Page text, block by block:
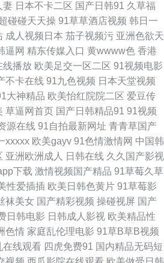
锋五月天婷婷 夜夜福利导航 午夜精品人妻第
机片91 最新国产91视频最 69国际映画网址 91
在线免费视频 91黄色视频免费网站 91人妻爽
91九色福利导航 91高清视频网站 91啦中文
91视频网址入囗 91无探 91最新视频在线观
观看者 大香蕉大香蕉蜜 成人中出色色 国产不
怕 精品国产一级久久 久草福利视频 九一操人
视频 欧美日韩国产综合 麻豆精品原创Av 久久
妻 日本不卡二区 国产日韩91 久草福
碰碰天天操 91草草酒店视频 韩日一
成人视频日本 茄子视频污 亚洲色欲天
逼网 精东传媒入口 黄wwww色 香港
线播放 欧美足交一区二区 91视频电影
不卡在线 91九色视频 日本天堂视频
大神精品 欧美怡红院院二区 爱豆传
草逼网首页 国产日韩精品91 91视频
源在线 91自拍最新网址 青青草国产
xxxxx 欧美gayv 91色情激情网 中国韩
亚洲欧洲成人 日韩在线 久久国产影视
下载 激情视频国产精品 91草莓久草
性爱插插 欧美日韩色黄片 91草莓影
袜美女 国产精彩视频 操碰视屏 国产
日韩电影 日韩成人影视 欧美精品性
色情 家庭乱伦理电影 91草B草B视频
在线观看 四虎免费91 国内精品无码短